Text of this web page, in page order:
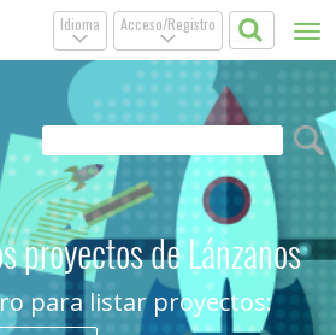
Acceso/Registro
.
Idioma
.
proyectos de Lánzanos
para listar proyectos: